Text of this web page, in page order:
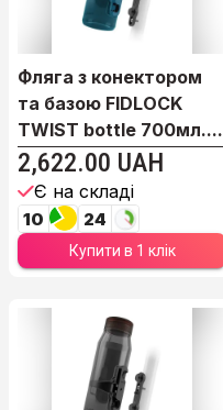
Фляга з конектором
та базою FIDLOCK
TWIST bottle 700мл....
2,622.00 UAH
Є на складі
10 24
Купити в 1 клік